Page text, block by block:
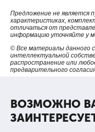
Предложение не является
характеристиках,
отличаться от
информацию уточняйте у
© Все материалы данного
интеллектуальной
распространение или
предварительного
ВОЗМОЖНО